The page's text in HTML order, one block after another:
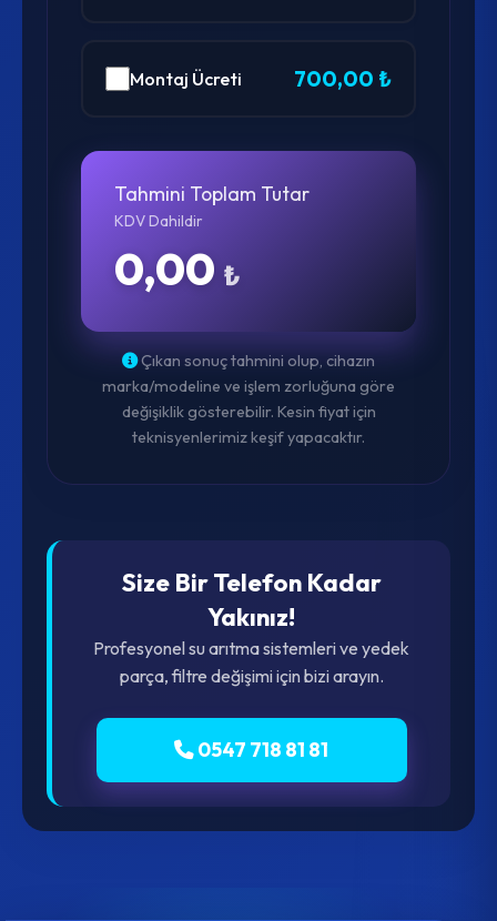
Montaj Ücreti 700,00 ₺
Tahmini Toplam Tutar
KDV Dahildir
0,00 ₺
Çıkan sonuç tahmini olup, cihazın
marka/modeline ve işlem zorluğuna göre
değişiklik gösterebilir. Kesin fiyat için
teknisyenlerimiz keşif yapacaktır.
Size Bir Telefon Kadar
Yakınız!
Profesyonel su arıtma sistemleri ve yedek
parça, filtre değişimi için bizi arayın.
0547 718 81 81